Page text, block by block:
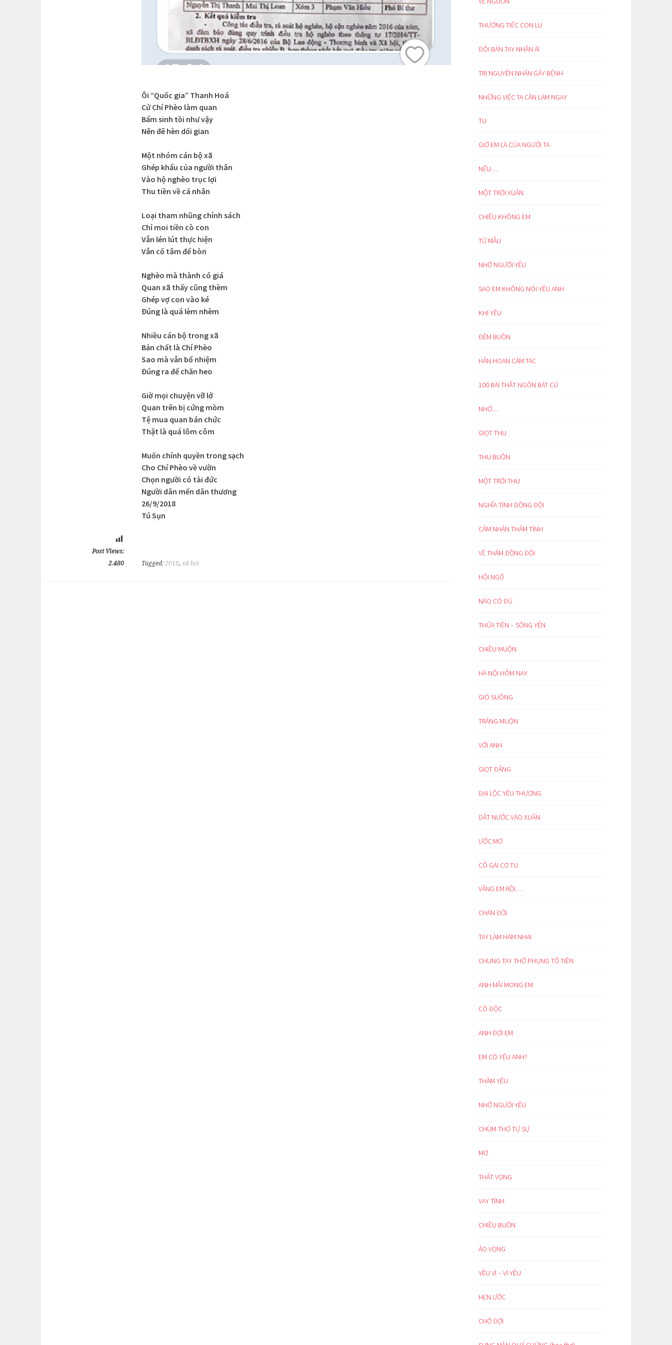
Ôi “Quốc gia” Thanh Hoá
Cử Chí Phèo làm quan
Bẩm sinh tồi như vậy
Nên đê hèn dối gian
Một nhóm cán bộ xã
Ghép khẩu của người thân
Vào hộ nghèo trục lợi
Thu tiền về cá nhân
Loại tham nhũng chính sách
Chỉ moi tiền cò con
Vẫn lén lút thực hiện
Vẫn cố tâm để bòn
Nghèo mà thành có giá
Quan xã thấy cũng thèm
Ghép vợ con vào ké
Đúng là quá lèm nhèm
Nhiều cán bộ trong xã
Bản chất là Chí Phèo
Sao mà vẫn bổ nhiệm
Đúng ra để chăn heo
Giờ mọi chuyện vỡ lở
Quan trên bị cứng mồm
Tệ mua quan bán chức
Thật là quá lôm côm
Muốn chính quyền trong sạch
Cho Chí Phèo về vườn
Chọn người có tài đức
Người dân mến dân thương
26/9/2018
Tú Sụn
Post Views:
2.480
Tagged: 2018, xã hội
THƯƠNG TIẾC CON LU
ĐÔI BÀN TAY NHÂN ÁI
TRỊ NGUYÊN NHÂN GÂY BỆNH
NHỮNG VIỆC TA CẦN LÀM NGAY
TU
GIỜ EM LÀ CỦA NGƯỜI TA
NẾU…
MỘT TRỜI XUÂN
CHIỀU KHÔNG EM
TỪ MẪU
NHỚ NGƯỜI YÊU
SAO EM KHÔNG NÓI YÊU ANH
KHI YÊU
ĐÊM BUỒN
HÂN HOAN CẢM TÁC
100 BÀI THẤT NGÔN BÁT CÚ
NHỚ…
GIỌT THU
THU BUỒN
MỘT TRỜI THU
NGHĨA TÌNH ĐỒNG ĐỘI
CẢM NHẬN THÂM TÌNH
VỀ THĂM ĐỒNG ĐỘI
HỘI NGỘ
NÀO CÓ ĐỦ
THỪA TIỀN – SỐNG YÊN
CHIỀU MUỘN
HÀ NỘI HÔM NAY
GIÓ SUÔNG
TRĂNG MUỘN
VỚI ANH
GIỌT ĐẮNG
ĐẠI LỘC YÊU THƯƠNG
ĐẤT NƯỚC VÀO XUÂN
ƯỚC MƠ
CÔ GÁI CƠ TU
VẮNG EM RỒI…
CHÁN ĐỜI
TAY LÀM HÀM NHAI
CHUNG TAY THỜ PHỤNG TỔ TIÊN
ANH MÃI MONG EM
CÔ ĐỘC
ANH ĐỢI EM
EM CÓ YÊU ANH?
THẦM YÊU
NHỚ NGƯỜI YÊU
CHÙM THƠ TỰ SỰ
MƠ
THẤT VỌNG
VAY TÌNH
CHIỀU BUỒN
ẢO VỌNG
YÊU VÌ – VÌ YÊU
HẸN ƯỚC
CHỜ ĐỢI